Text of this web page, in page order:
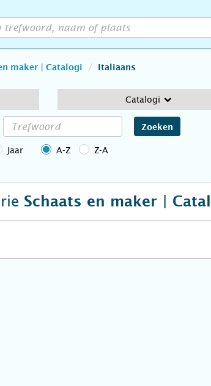
maker | Catalogi Italiaans
Catalogi
Zoeken
Jaar A-Z Z-A
Schaats en maker |